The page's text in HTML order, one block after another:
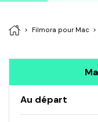
Filmora pour Mac
Au départ